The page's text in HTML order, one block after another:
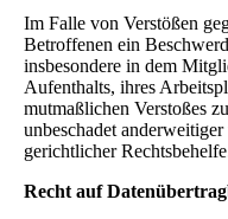
Im Falle von Verstößen
Betroffenen ein
insbesondere in dem
Aufenthalts, ihres
mutmaßlichen Verstoßes
unbeschadet
gerichtlicher
Recht auf